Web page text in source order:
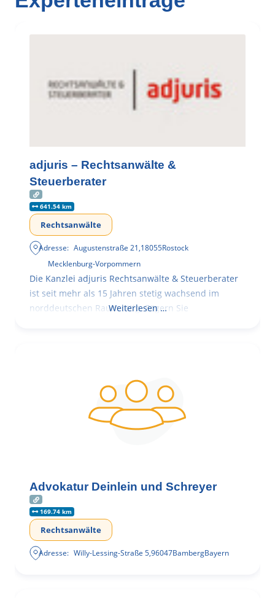
adjuris – Rechtsanwälte &
Steuerberater
641.54 km
Rechtsanwälte
Adresse: Augustenstraße 21,18055Rostock
Mecklenburg-Vorpommern
Die Kanzlei adjuris Rechtsanwälte & Steuerberater
ist seit mehr als 15 Jahren stetig wachsend im
norddeutschen Raum tätig. Zögern Sie
Weiterlesen …
Advokatur Deinlein und Schreyer
169.74 km
Rechtsanwälte
Adresse: Willy-Lessing-Straße 5,96047BambergBayern